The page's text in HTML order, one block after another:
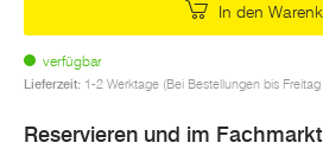
In den
verfügbar
Lieferzeit: 1-2 Werktage (Bei Bestellungen bis
Reservieren und im